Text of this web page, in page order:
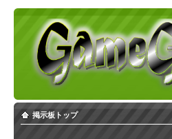
掲示板トップ